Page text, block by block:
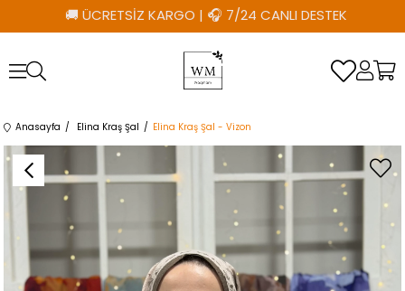
🚚 ÜCRETSİZ KARGO | 🎧 7/24 CANLI DESTEK
Anasayfa Elina Kraş Şal Elina Kraş Şal - Vizon